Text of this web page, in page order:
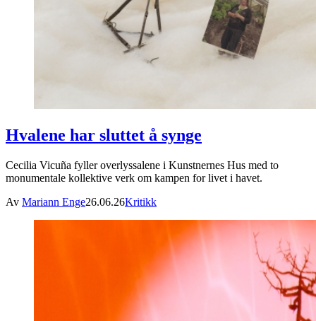
Hvalene har sluttet å synge
Cecilia Vicuña fyller overlyssalene i Kunstnernes Hus med to
monumentale kollektive verk om kampen for livet i havet.
Av Mariann Enge26.06.26Kritikk